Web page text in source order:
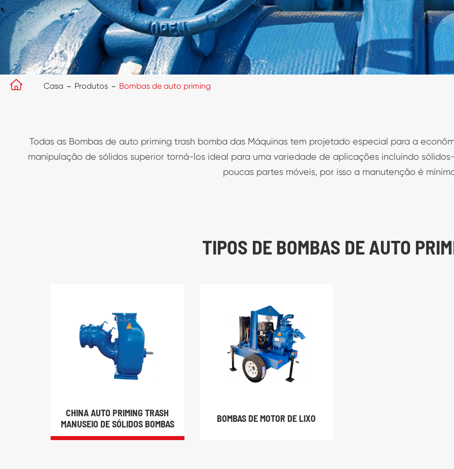
 Casa Produtos Bombas de auto priming
Todas as Bombas de auto priming trash bomba das Máquinas tem projetado especial para a
manipulação de sólidos superior torná-los ideal para uma variedade de aplicações incluindo
poucas partes móveis, por isso a manutenção é
TIPOS DE BOMBAS DE AUTO
CHINA AUTO PRIMING TRASH
MANUSEIO DE SÓLIDOS BOMBAS
BOMBAS DE MOTOR DE LIXO